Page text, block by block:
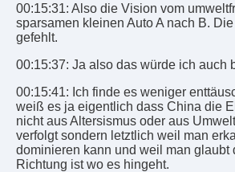
00:15:31: Also die Vision vom
sparsamen kleinen Auto A nach B.
gefehlt.
00:15:37: Ja also das würde ich auch
00:15:41: Ich finde es weniger
weiß es ja eigentlich dass China die
nicht aus Altersismus oder aus
verfolgt sondern letztlich weil man
dominieren kann und weil man glaubt
Richtung ist wo es hingeht.